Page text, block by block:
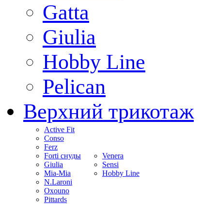
Gatta
Giulia
Hobby Line
Pelican
Верхний трикотаж
Active Fit
Conso
Ferz
Forti снуды
Giulia
Mia-Mia
N.Laroni
Oxouno
Pittards
Venera
Sensi
Hobby Line